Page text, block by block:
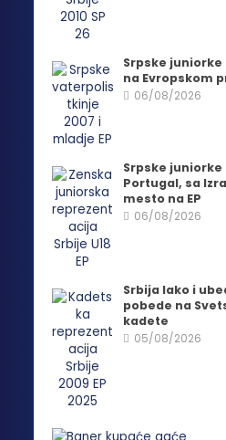
Srpske juniorke
na Evropskom
06/08/2026
Srpske
Portugal, sa
mesto na EP
06/08/2026
Srbija lako i
pobede na
kadete
05/08/2026